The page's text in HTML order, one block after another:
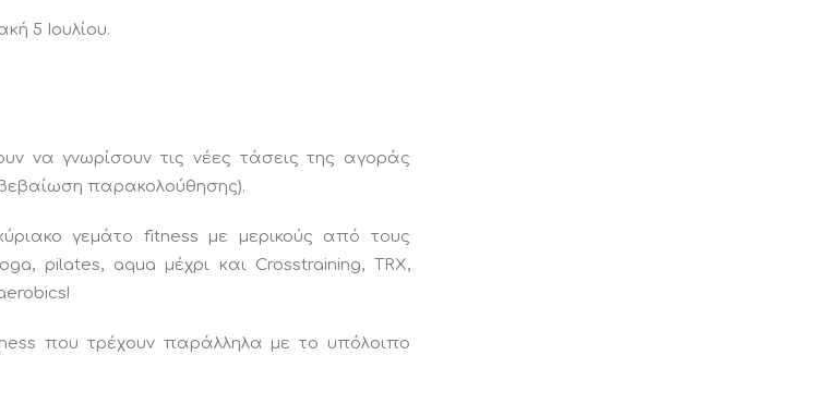
5 Ιουλίου.
να γνωρίσουν τις νέες τάσεις της αγοράς
παρακολούθησης).
γεμάτο fitness με μερικούς από τους
pilates, aqua μέχρι και Crosstraining, TRX,
που τρέχουν παράλληλα με το υπόλοιπο